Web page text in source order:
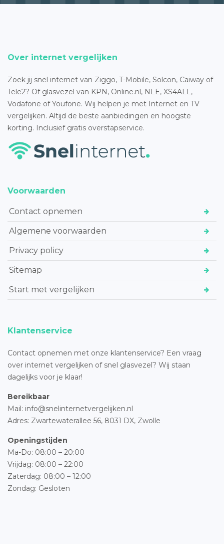
Over internet vergelijken
Zoek jij snel internet van Ziggo, T-Mobile, Solcon, Caiway of
Tele2? Of glasvezel van KPN, Online.nl, NLE, XS4ALL,
Vodafone of Youfone. Wij helpen je met Internet en TV
vergelijken. Altijd de beste aanbiedingen en hoogste
korting. Inclusief gratis overstapservice.
Voorwaarden
Contact opnemen
Algemene voorwaarden
Privacy policy
Sitemap
Start met vergelijken
Klantenservice
Contact opnemen met onze klantenservice? Een vraag
over internet vergelijken of snel glasvezel? Wij staan
dagelijks voor je klaar!
Bereikbaar
Mail: info@snelinternetvergelijken.nl
Adres: Zwartewaterallee 56, 8031 DX, Zwolle
Openingstijden
Ma-Do: 08:00 – 20:00
Vrijdag: 08:00 – 22:00
Zaterdag: 08:00 – 12:00
Zondag: Gesloten